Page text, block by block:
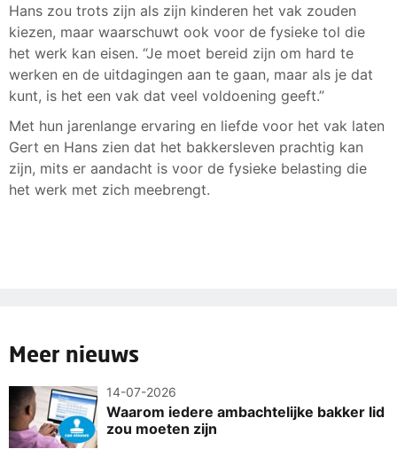
Hans zou trots zijn als zijn kinderen het vak zouden
kiezen, maar waarschuwt ook voor de fysieke tol die
het werk kan eisen. “Je moet bereid zijn om hard te
werken en de uitdagingen aan te gaan, maar als je dat
kunt, is het een vak dat veel voldoening geeft.”
Met hun jarenlange ervaring en liefde voor het vak laten
Gert en Hans zien dat het bakkersleven prachtig kan
zijn, mits er aandacht is voor de fysieke belasting die
het werk met zich meebrengt.
Meer nieuws
14-07-2026
Waarom iedere ambachtelijke bakker lid
zou moeten zijn